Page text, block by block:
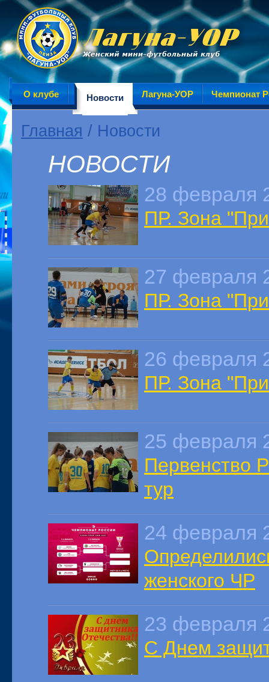
О клубе Новости Лагуна-УОР Чемпионат
Главная / Новости
НОВОСТИ
28 февраля
ПР. Зона
27 февраля
ПР. Зона
26 февраля
ПР. Зона
25 февраля
Первенство
тур
24 февраля
женского ЧР
23 февраля
С Днем